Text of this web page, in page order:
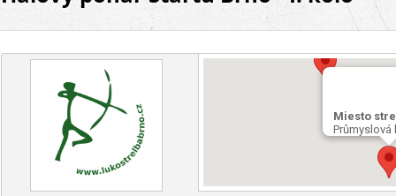
Competition address
Miesto
Průmyslová